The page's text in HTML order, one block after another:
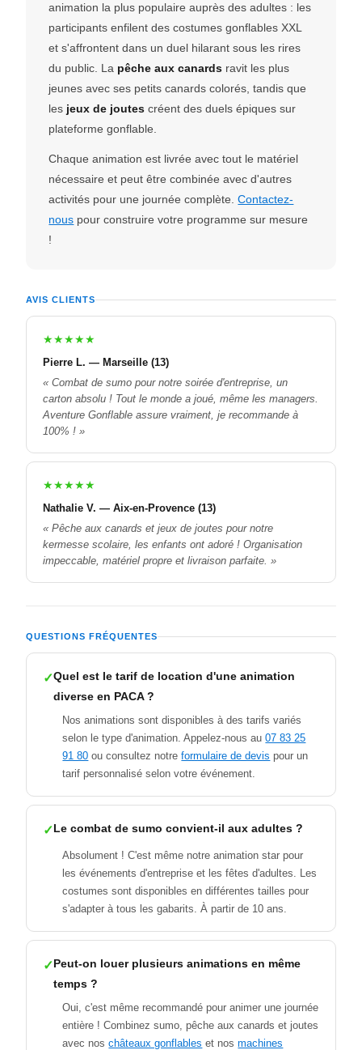
animation la plus populaire auprès des adultes : les
participants enfilent des costumes gonflables XXL
et s'affrontent dans un duel hilarant sous les rires
du public. La pêche aux canards ravit les plus
jeunes avec ses petits canards colorés, tandis que
les jeux de joutes créent des duels épiques sur
plateforme gonflable.
Chaque animation est livrée avec tout le matériel
nécessaire et peut être combinée avec d'autres
activités pour une journée complète.Contactez-
nous pour construire votre programme sur mesure
!
AVIS CLIENTS
★★★★★
Pierre L. — Marseille (13)
« Combat de sumo pour notre soirée d'entreprise, un
carton absolu ! Tout le monde a joué, même les managers.
Aventure Gonflable assure vraiment, je recommande à
100% ! »
★★★★★
Nathalie V. — Aix-en-Provence (13)
« Pêche aux canards et jeux de joutes pour notre
kermesse scolaire, les enfants ont adoré ! Organisation
impeccable, matériel propre et livraison parfaite. »
QUESTIONS FRÉQUENTES
Quel est le tarif de location d'une animation
diverse en PACA ?
Nos animations sont disponibles à des tarifs variés
selon le type d'animation. Appelez-nous au07 83 25
91 80 ou consultez notreformulaire de devis pour un
tarif personnalisé selon votre événement.
Le combat de sumo convient-il aux adultes ?
Absolument ! C'est même notre animation star pour
les événements d'entreprise et les fêtes d'adultes. Les
costumes sont disponibles en différentes tailles pour
s'adapter à tous les gabarits. À partir de 10 ans.
Peut-on louer plusieurs animations en même
temps ?
Oui, c'est même recommandé pour animer une journée
entière ! Combinez sumo, pêche aux canards et joutes
avec noschâteaux gonflables et nosmachines